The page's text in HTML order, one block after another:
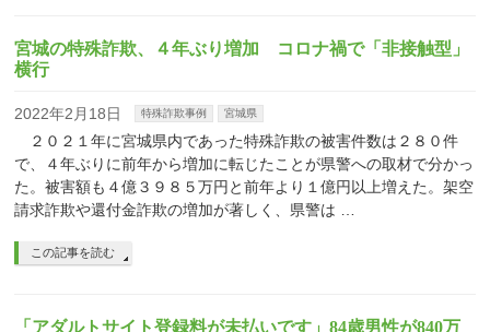
宮城の特殊詐欺、４年ぶり増加 コロナ禍で「非接触型」
横行
2022年2月18日 特殊詐欺事例 宮城県
２０２１年に宮城県内であった特殊詐欺の被害件数は２８０件
で、４年ぶりに前年から増加に転じたことが県警への取材で分かっ
た。被害額も４億３９８５万円と前年より１億円以上増えた。架空
請求詐欺や還付金詐欺の増加が著しく、県警は …
この記事を読む
「アダルトサイト登録料が未払いです」84歳男性が840万